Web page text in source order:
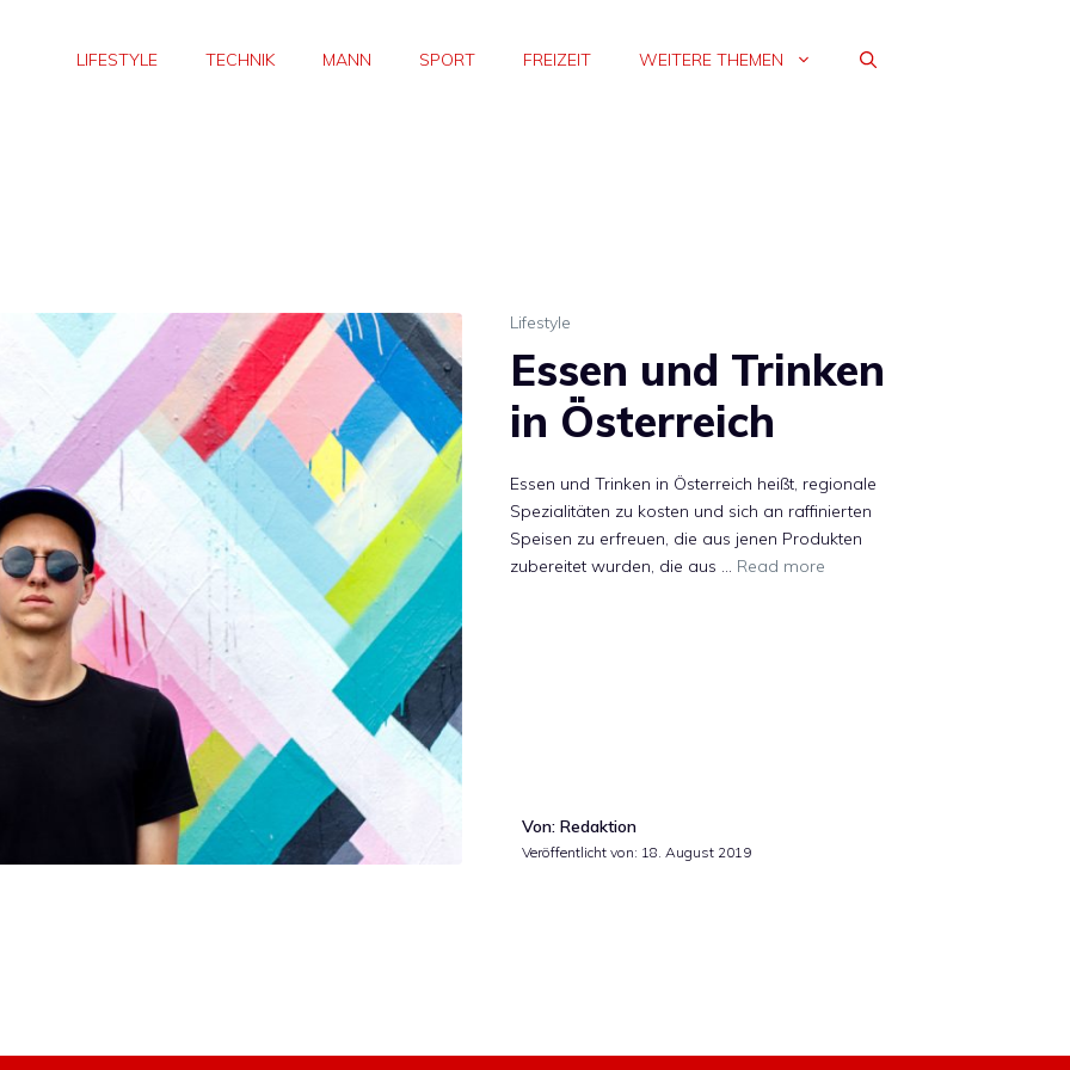
LIFESTYLE TECHNIK MANN SPORT FREIZEIT WEITERE THEMEN
Lifestyle
Essen und Trinken
in Österreich
Essen und Trinken in Österreich heißt, regionale
Spezialitäten zu kosten und sich an raffinierten
Speisen zu erfreuen, die aus jenen Produkten
zubereitet wurden, die aus … Read more
Von: Redaktion
Veröffentlicht von: 18. August 2019